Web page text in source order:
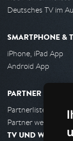
Deutsches TV im
SMARTPHONE &
iPhone, iPad App
Android App
PARTNER
Partnerliste
Partner werden
TV UND